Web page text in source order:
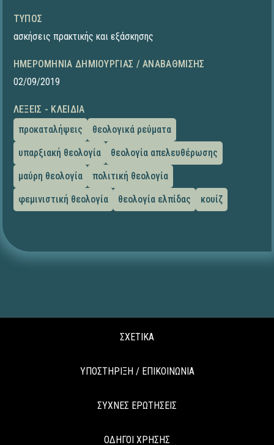
ΤΎΠΟΣ
ασκήσεις πρακτικής και εξάσκησης
ΗΜΕΡΟΜΗΝΊΑ ΔΗΜΙΟΥΡΓΊΑΣ / ΑΝΑΒΆΘΜΙΣΗΣ
02/09/2019
ΛΈΞΕΙΣ - ΚΛΕΙΔΙΆ
προκαταλήψεις
θεολογικά ρεύματα
υπαρξιακή θεολογία
θεολογία απελευθέρωσης
μαύρη θεολογία
πολιτική θεολογία
φεμινιστική θεολογία
θεολογία ελπίδας κουίζ
ΣΧΕΤΙΚΑ
ΥΠΟΣΤΗΡΙΞΗ / ΕΠΙΚΟΙΝΩΝΙΑ
ΣΥΧΝΕΣ ΕΡΩΤΗΣΕΙΣ
ΟΔΗΓΟΙ ΧΡΗΣΗΣ